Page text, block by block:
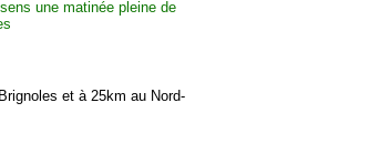
et à 25km au Nord-